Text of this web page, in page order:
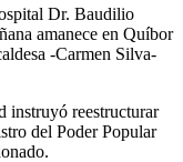
Dr. Baudilio
amanece en Quíbor
-Carmen Silva-
instruyó reestructurar
del Poder Popular